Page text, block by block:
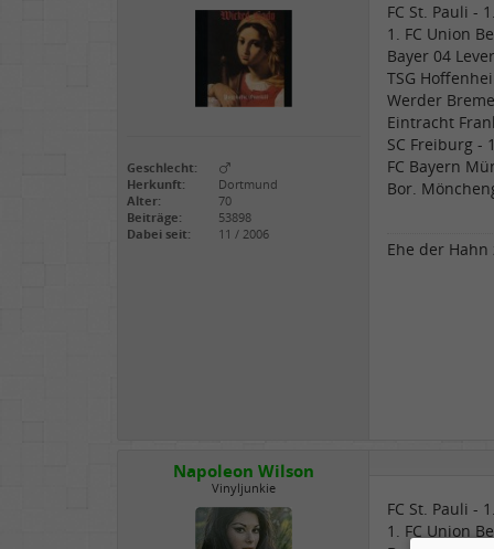
Geschlecht:
Herkunft:
Dortmund
Alter:
70
Beiträge:
53898
Dabei seit:
11 / 2006
FC St. Pauli -
1. FC Union
Bayer 04
TSG
Werder
Eintracht
SC Freiburg -
FC Bayern
Bor.
Ehe der
Napoleon Wilson
Vinyljunkie
FC St. Pauli -
1. FC Union